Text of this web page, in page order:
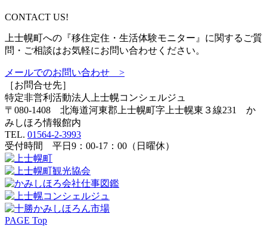
CONTACT US!
上士幌町への『移住定住・生活体験モニター』に関するご質
問・ご相談はお気軽にお問い合わせください。
メールでのお問い合わせ >
［お問合せ先］
特定非営利活動法人
上士幌コンシェルジュ
〒080-1408 北海道河東郡上士幌町字上士幌東３線231 か
みしほろ情報館内
TEL. 01564-2-3993
受付時間 平日9：00-17：00（日曜休）
PAGE Top